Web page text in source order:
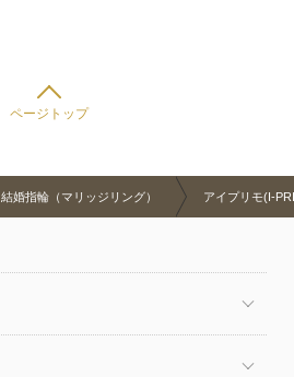
ページトップ
結婚指輪（マリッジリング） アイプリモ(I-